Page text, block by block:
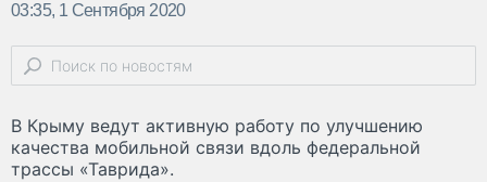
03:35, 1 Сентября 2020
В Крыму ведут активную работу по улучшению
качества мобильной связи вдоль федеральной
трассы «Таврида».